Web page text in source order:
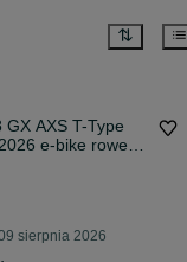
AXS T-Type
e-bike rower
enduro mtb jam
turbo orbea
sierpnia 2026